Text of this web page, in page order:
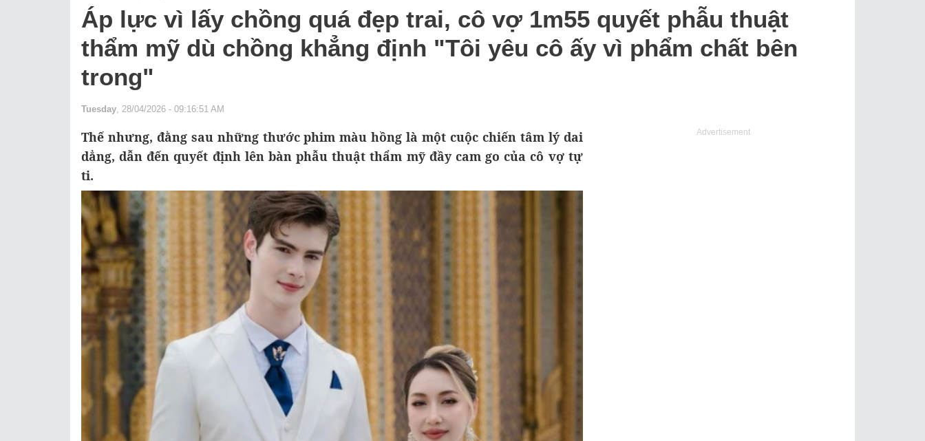
Áp lực vì lấy chồng quá đẹp trai, cô vợ 1m55 quyết phẫu thuật
thẩm mỹ dù chồng khẳng định "Tôi yêu cô ấy vì phẩm chất bên
trong"
Tuesday , 28/04/2026 - 09:16:51 AM
Thế nhưng, đằng sau những thước phim màu hồng là một cuộc chiến tâm lý dai
dẳng, dẫn đến quyết định lên bàn phẫu thuật thẩm mỹ đầy cam go của cô vợ tự
ti.
Advertisement